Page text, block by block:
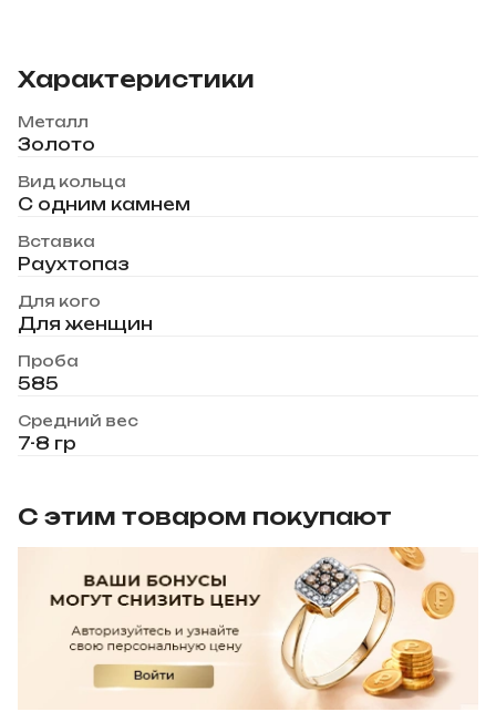
Характеристики
Металл
Золото
Вид кольца
С одним камнем
Вставка
Раухтопаз
Для кого
Для женщин
Проба
585
Средний вес
7-8 гр
С этим товаром покупают